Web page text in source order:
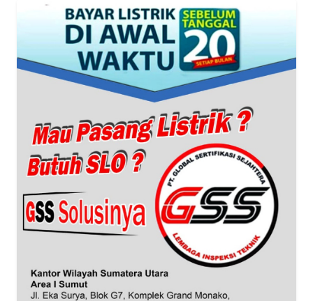
WN
WN
NTT
KEPRI
WN
PAPUA
WN
PAPUA
WN
RIAU